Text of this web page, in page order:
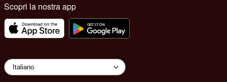
Scopri la nostra app